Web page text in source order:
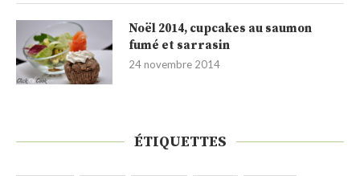
Noël 2014, cupcakes au saumon
fumé et sarrasin
24 novembre 2014
ÉTIQUETTES